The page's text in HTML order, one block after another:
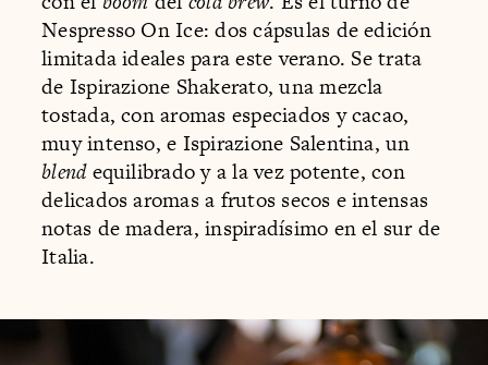
Nespresso On Ice: dos cápsulas de edición
limitada ideales para este verano. Se trata
de Ispirazione Shakerato, una mezcla
tostada, con aromas especiados y cacao,
muy intenso, e Ispirazione Salentina, un
blendequilibrado y a la vez potente, con
delicados aromas a frutos secos e intensas
notas de madera, inspiradísimo en el sur de
Italia.